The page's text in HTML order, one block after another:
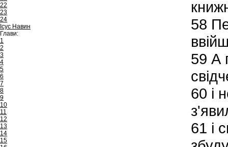
22
23
24
Ісус Навин
Глави:
1
2
3
4
5
6
7
8
9
10
11
12
13
14
15
58
59 А
60 і
61 і